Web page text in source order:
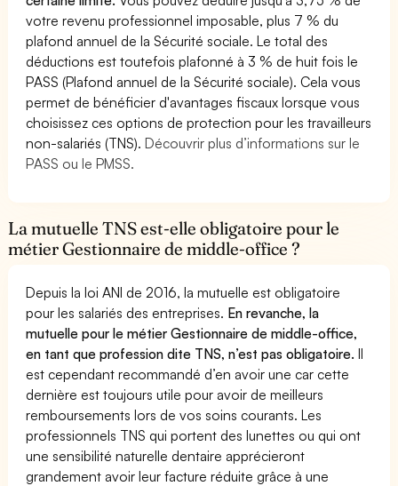
votre revenu professionnel imposable, plus 7 % du
plafond annuel de la Sécurité sociale. Le total des
déductions est toutefois plafonné à 3 % de huit fois le
PASS (Plafond annuel de la Sécurité sociale). Cela vous
permet de bénéficier d'avantages fiscaux lorsque vous
choisissez ces options de protection pour les travailleurs
non-salariés (TNS).Découvrir plus d’informations sur le
PASS ou le PMSS.
La mutuelle TNS est-elle obligatoire pour le
métier Gestionnaire de middle-office ?
Depuis la loi ANI de 2016, la mutuelle est obligatoire
pour les salariés des entreprises. En revanche, la
mutuelle pour le métier Gestionnaire de middle-office,
en tant que profession dite TNS, n’est pas obligatoire.Il
est cependant recommandé d’en avoir une car cette
dernière est toujours utile pour avoir de meilleurs
remboursements lors de vos soins courants. Les
professionnels TNS qui portent des lunettes ou qui ont
une sensibilité naturelle dentaire apprécieront
grandement avoir leur facture réduite grâce à une